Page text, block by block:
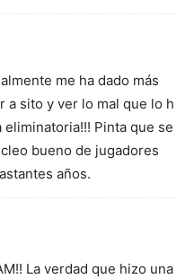
me ha dado más
a sito y ver lo mal que lo h
eliminatoria!!! Pinta que se
bueno de jugadores
años.
La verdad que hizo una